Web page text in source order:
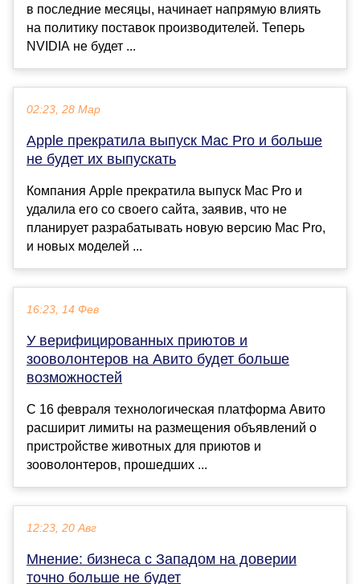
в последние месяцы, начинает напрямую влиять
на политику поставок производителей. Теперь
NVIDIA не будет ...
02:23, 28 Мар
Apple прекратила выпуск Mac Pro и больше
не будет их выпускать
Компания Apple прекратила выпуск Mac Pro и
удалила его со своего сайта, заявив, что не
планирует разрабатывать новую версию Mac Pro,
и новых моделей ...
16:23, 14 Фев
У верифицированных приютов и
зооволонтеров на Авито будет больше
возможностей
С 16 февраля технологическая платформа Авито
расширит лимиты на размещения объявлений о
пристройстве животных для приютов и
зооволонтеров, прошедших ...
12:23, 20 Авг
Мнение: бизнеса с Западом на доверии
точно больше не будет